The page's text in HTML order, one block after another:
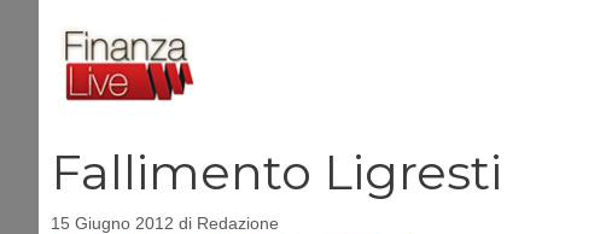
contenuto
Fallimento Ligresti
15 Giugno 2012 di Redazione